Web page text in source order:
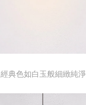
經典色如白玉般細緻純淨